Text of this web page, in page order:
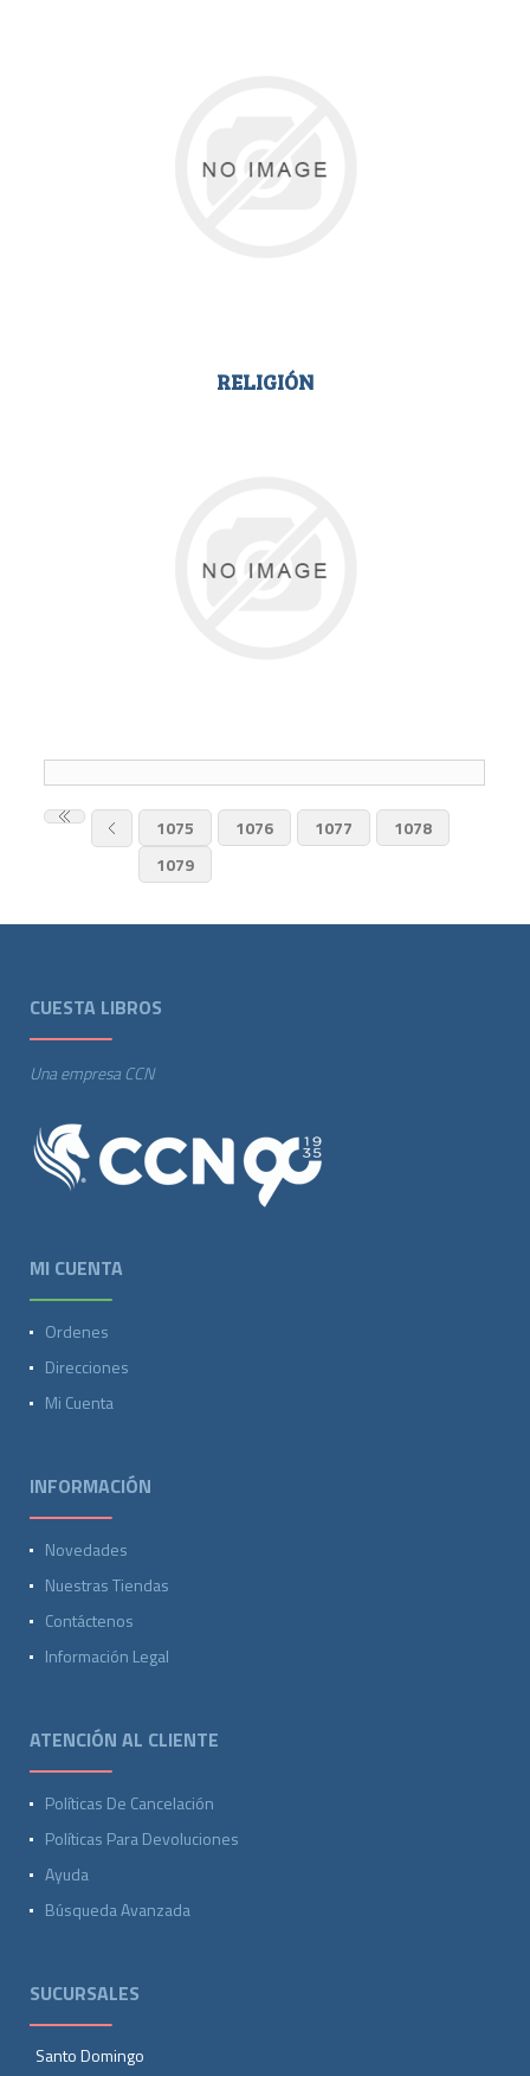
RELIGIÓN
1075 1076 1077
1078
1079
CUESTA LIBROS
Una empresa CCN
MI CUENTA
Ordenes
Direcciones
Mi Cuenta
INFORMACIÓN
Novedades
Nuestras Tiendas
Contáctenos
Información Legal
ATENCIÓN AL CLIENTE
Políticas De Cancelación
Políticas Para Devoluciones
Ayuda
Búsqueda Avanzada
SUCURSALES
Santo Domingo